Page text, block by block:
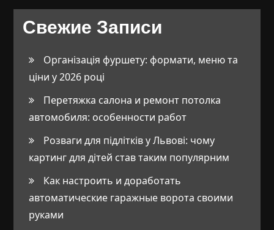
Свежие Записи
Організація фуршету: формати, меню та
ціни у 2026 році
Перетяжка салона и ремонт потолка
автомобиля: особенности работ
Розваги для підлітків у Львові: чому
картинг для дітей став таким популярним
Как настроить и доработать
автоматические гаражные ворота своими
руками